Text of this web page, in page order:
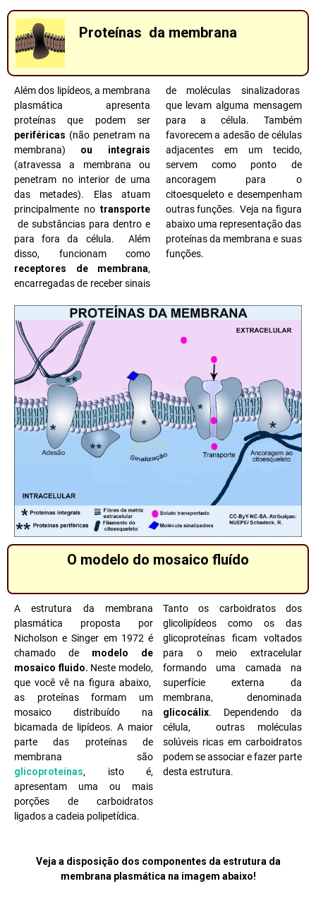
Proteínas da membrana
Além dos lipídeos, a membrana
plasmática apresenta
proteínas que podem ser
periféricas (não penetram na
membrana) ou integrais
(atravessa a membrana ou
penetram no interior de uma
das metades). Elas atuam
principalmente no transporte
de substâncias para dentro e
para fora da célula. Além
disso, funcionam como
receptores de membrana,
encarregadas de receber sinais
de moléculas sinalizadoras
que levam alguma mensagem
para a célula. Também
favorecem a adesão de células
adjacentes em um tecido,
servem como ponto de
ancoragem para o
citoesqueleto e desempenham
outras funções. Veja na figura
abaixo uma representação das
proteínas da membrana e suas
funções.
O modelo do mosaico fluído
A estrutura da membrana
plasmática proposta por
Nicholson e Singer em 1972 é
chamado de modelo de
mosaico fluido. Neste modelo,
que você vê na figura abaixo,
as proteínas formam um
mosaico distribuído na
bicamada de lipídeos. A maior
parte das proteínas de
membrana são
glicoproteínas, isto é,
apresentam uma ou mais
porções de carboidratos
ligados a cadeia polipetídica.
Tanto os carboidratos dos
glicolipídeos como os das
glicoproteínas ficam voltados
para o meio extracelular
formando uma camada na
superfície externa da
membrana, denominada
glicocálix. Dependendo da
célula, outras moléculas
solúveis ricas em carboidratos
podem se associar e fazer parte
desta estrutura.
Veja a disposição dos componentes da estrutura da
membrana plasmática na imagem abaixo!